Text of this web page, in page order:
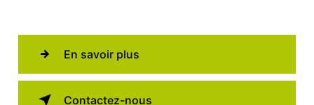
En savoir plus
Contactez-nous